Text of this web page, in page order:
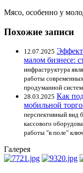
Мясо, особенно у
Похожие записи
12.07.2025
малом бизнесе:
инфраструктура
работы
продуманной
28.03.2025 Как
мобильной
перспективный вид
кассового
работы "в поле"
Галерея